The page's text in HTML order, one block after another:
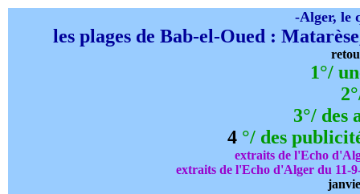
-Alger, le
les plages de Bab-el-Oued :
1°/
3°/ des
4 °/ des
extraits de l'Echo
extraits de l'Echo d'Alger du 11-